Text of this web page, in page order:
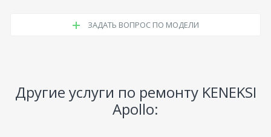
ЗАДАТЬ ВОПРОС ПО МОДЕЛИ
Другие услуги по ремонту KENEKSI
Apollo: